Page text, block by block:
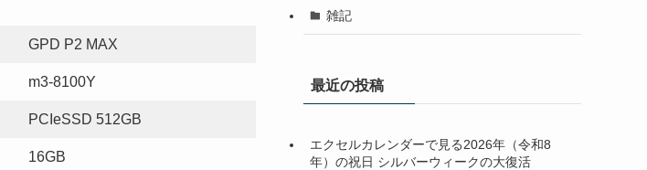
GPD P2 MAX
m3-8100Y
PCIeSSD 512GB
16GB
雑記
最近の投稿
エクセルカレンダーで見る2026年（令和8
年）の祝日 シルバーウィークの大復活